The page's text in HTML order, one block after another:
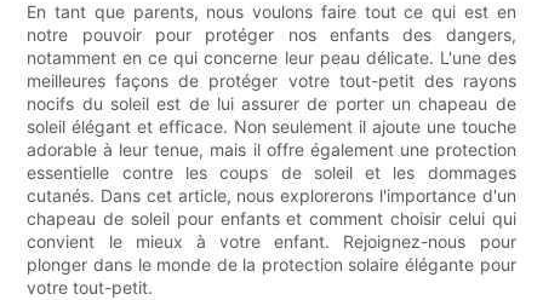
En tant que parents, nous voulons faire tout ce qui est en
notre pouvoir pour protéger nos enfants des dangers,
notamment en ce qui concerne leur peau délicate. L'une des
meilleures façons de protéger votre tout-petit des rayons
nocifs du soleil est de lui assurer de porter un chapeau de
soleil élégant et efficace. Non seulement il ajoute une touche
adorable à leur tenue, mais il offre également une protection
essentielle contre les coups de soleil et les dommages
cutanés. Dans cet article, nous explorerons l'importance d'un
chapeau de soleil pour enfants et comment choisir celui qui
convient le mieux à votre enfant. Rejoignez-nous pour
plonger dans le monde de la protection solaire élégante pour
votre tout-petit.